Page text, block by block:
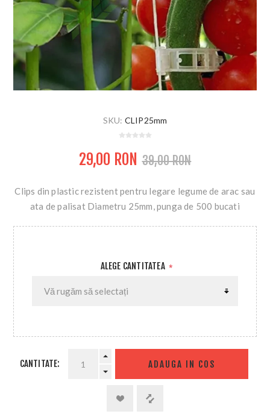
SKU: CLIP25mm
29,00 RON 39,00 RON
Clips din plastic rezistent pentru legare legume de arac sau
ata de palisat Diametru 25mm, punga de 500 bucati
ALEGE CANTITATEA *
CANTITATE: ADAUGA IN COS